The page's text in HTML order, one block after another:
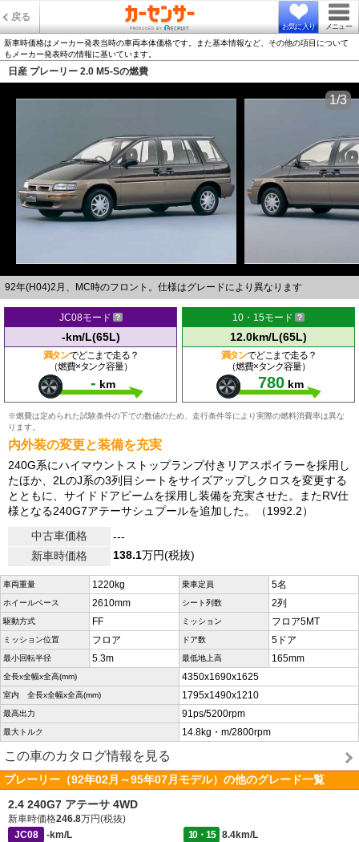
戻る
お気に入り メニュー
新車時価格はメーカー発表当時の車両本体価格です。また基本情報など、その他の項目について
もメーカー発表時の情報に基いています。
日産 プレーリー 2.0 M5-Sの燃費
92年(H04)2月、MC時のフロント。仕様はグレードにより異なります
1/3
JC08モード
-km/L(65L)
満タンでどこまで走る？
（燃費×タンク容量）
- km
10・15モード
12.0km/L(65L)
満タンでどこまで走る？
（燃費×タンク容量）
780 km
※燃費は定められた試験条件の下での数値のため、走行条件等により実際の燃料消費率は異な
ります。
内外装の変更と装備を充実
240G系にハイマウントストップランプ付きリアスポイラーを採用し
たほか、2LのJ系の3列目シートをサイズアップしクロスを変更する
とともに、サイドドアビームを採用し装備を充実させた。またRV仕
様となる240G7アテーサシュプールを追加した。（1992.2）
中古車価格
---
新車時価格
138.1万円(税抜)
車両重量 1220kg 乗車定員 5名
ホイールベース 2610mm シート列数 2列
駆動方式 FF ミッション フロア5MT
ミッション位置 フロア ドア数 5ドア
最小回転半径 5.3m 最低地上高 165mm
全長x全幅x全高(mm) 4350x1690x1625
室内 全長x全幅x全高(mm) 1795x1490x1210
最高出力 91ps/5200rpm
最大トルク 14.8kg・m/2800rpm
この車のカタログ情報を見る
プレーリー（92年02月～95年07月モデル）の他のグレード一覧
2.4 240G7 アテーサ 4WD
新車時価格246.8万円(税抜)
JC08
-km/L 10・15
8.4km/L